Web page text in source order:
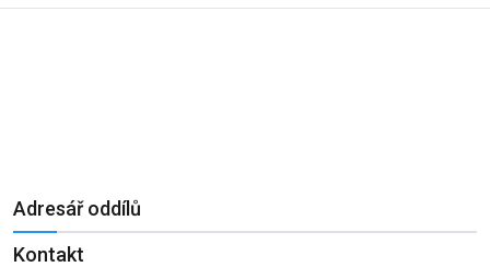
Adresář oddílů
Kontakt